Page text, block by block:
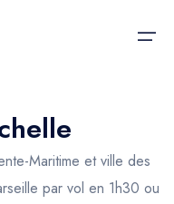
Maritime et ville des
par vol en 1h30 ou